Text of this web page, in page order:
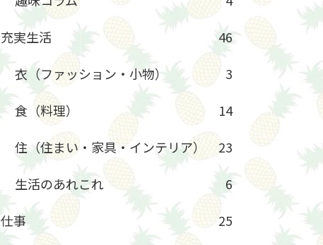
充実生活
46
衣（ファッション・小物）
3
食（料理）
14
住（住まい・家具・インテリア）
23
生活のあれこれ
6
仕事
25